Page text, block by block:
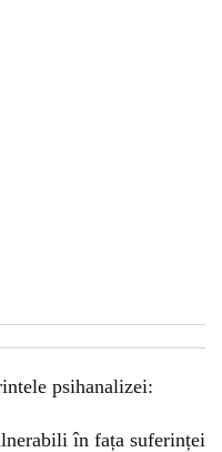
psihanalizei:
în fața suferinței